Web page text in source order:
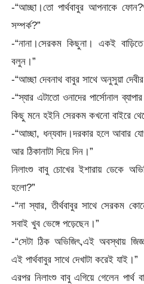
-“আচ্ছা।তো পার্থবাবুর আপনাকে
সম্পর্ক?”
-“নানা।সেরকম কিছুনা। একই
বলুন।”
-“আচ্ছা দেবনাথ বাবুর সাথে অনুসুয়া
-“স্যার এটাতো ওনাদের পার্সোনাল
কিছু মনে হইনি সেরকম কখনো বাইরে
-“আচ্ছা, ধন্যবাদ।দরকার হলে আবার
আর ঠিকানাটা দিয়ে দিন।”
নিলাংশু বাবু চোখের ইশারায় ডেকে
হলো?”
-“না স্যার, তীর্থবাবুর সাথে সেরকম
সবাই খুব ভেঙ্গে পড়েছেন।”
-“সেটা ঠিক অভিজিৎ,এই অবস্থায়
এই পার্থবাবুর সাথে দেখাটা করেই যাই।”
এরপর নিলাংশু বাবু এগিয়ে গেলেন পার্থ